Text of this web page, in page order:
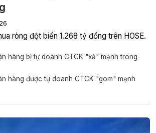
ròng đột biến 1.268 tỷ đồng trên HOSE.
hàng bị tự doanh CTCK "xả" mạnh trong
hàng được tự doanh CTCK "gom" mạnh